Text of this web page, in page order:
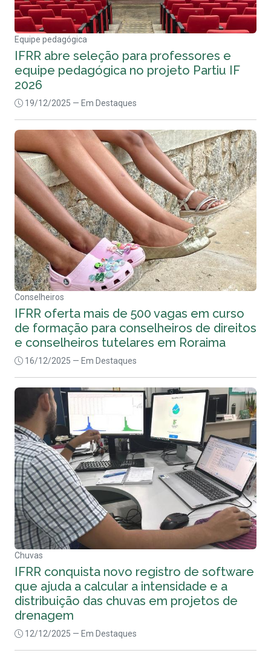
Equipe pedagógica
IFRR abre seleção para professores e
equipe pedagógica no projeto Partiu IF
2026
19/12/2025 — Em Destaques
Conselheiros
IFRR oferta mais de 500 vagas em curso
de formação para conselheiros de direitos
e conselheiros tutelares em Roraima
16/12/2025 — Em Destaques
Chuvas
IFRR conquista novo registro de software
que ajuda a calcular a intensidade e a
distribuição das chuvas em projetos de
drenagem
12/12/2025 — Em Destaques